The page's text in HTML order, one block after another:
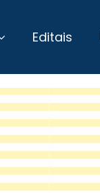
Editais